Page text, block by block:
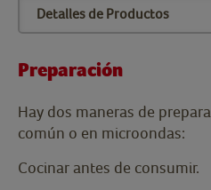
Preparación
Hay dos maneras de
común o en microondas:
Cocinar antes de consumir.